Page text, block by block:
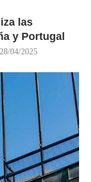
las
y Portugal
28/04/2025